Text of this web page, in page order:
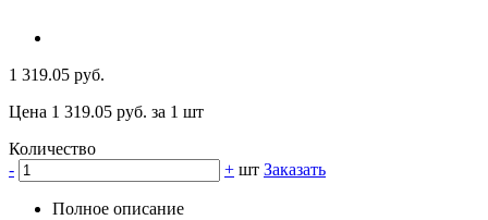
1 319.05 руб.
Цена 1 319.05 руб. за 1 шт
Количество
-
+ шт Заказать
Полное описание